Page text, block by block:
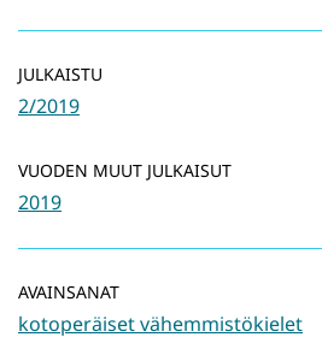
JULKAISTU
2/2019
VUODEN MUUT JULKAISUT
2019
AVAINSANAT
kotoperäiset vähemmistökielet